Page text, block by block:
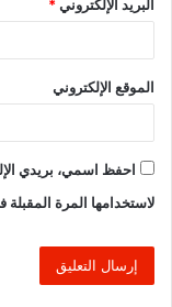
البريد الإلكتروني*
الموقع الإلكتروني
احفظ اسمي، بريدي
لاستخدامها المرة المقبلة